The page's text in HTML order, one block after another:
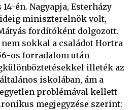
én. Nagyapja, Esterházy
ideig miniszterelnök volt,
fordítóként dolgozott.
sokkal a családot Hortra
os forradalom után
illeték az
iskolában, ám a
problémával kellett
megjegyzése szerint: